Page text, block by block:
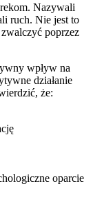
Nazywali
ruch. Nie jest to
poprzez
wpływ na
działanie
że:
oparcie